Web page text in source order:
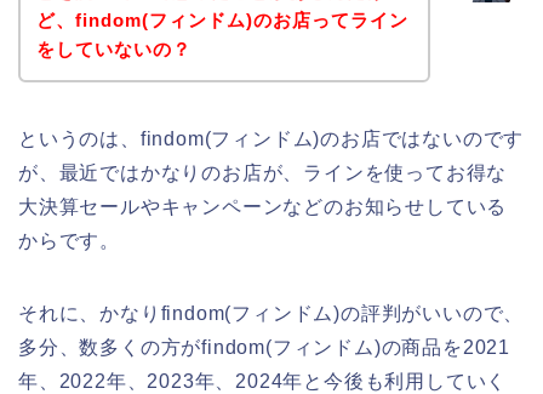
ど、findom(フィンドム)のお店ってライン
をしていないの？
というのは、findom(フィンドム)のお店ではないのです
が、最近ではかなりのお店が、ラインを使ってお得な
大決算セールやキャンペーンなどのお知らせしている
からです。
それに、かなりfindom(フィンドム)の評判がいいので、
多分、数多くの方がfindom(フィンドム)の商品を2021
年、2022年、2023年、2024年と今後も利用していく